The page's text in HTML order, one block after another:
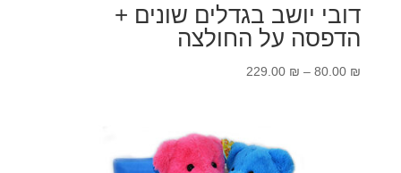
דובי יושב בגדלים שונים +
הדפסה על החולצה
80.00 ₪
–
229.00 ₪
טווח